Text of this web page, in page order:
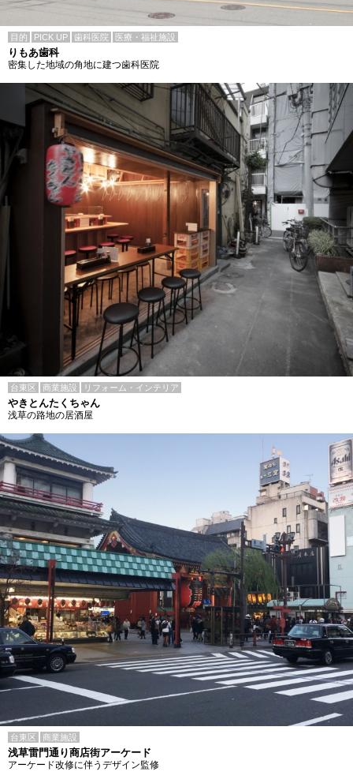
目的 PICK UP 歯科医院 医療・福祉施設
りもあ歯科
密集した地域の角地に建つ歯科医院
台東区 商業施設 リフォーム・インテリア
やきとんたくちゃん
浅草の路地の居酒屋
台東区 商業施設
浅草雷門通り商店街アーケード
アーケード改修に伴うデザイン監修